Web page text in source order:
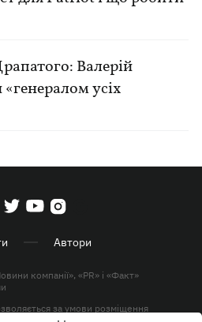
Валерій
усіх
Автори
компанії», «PR» і «Факт»
за умови розміщення